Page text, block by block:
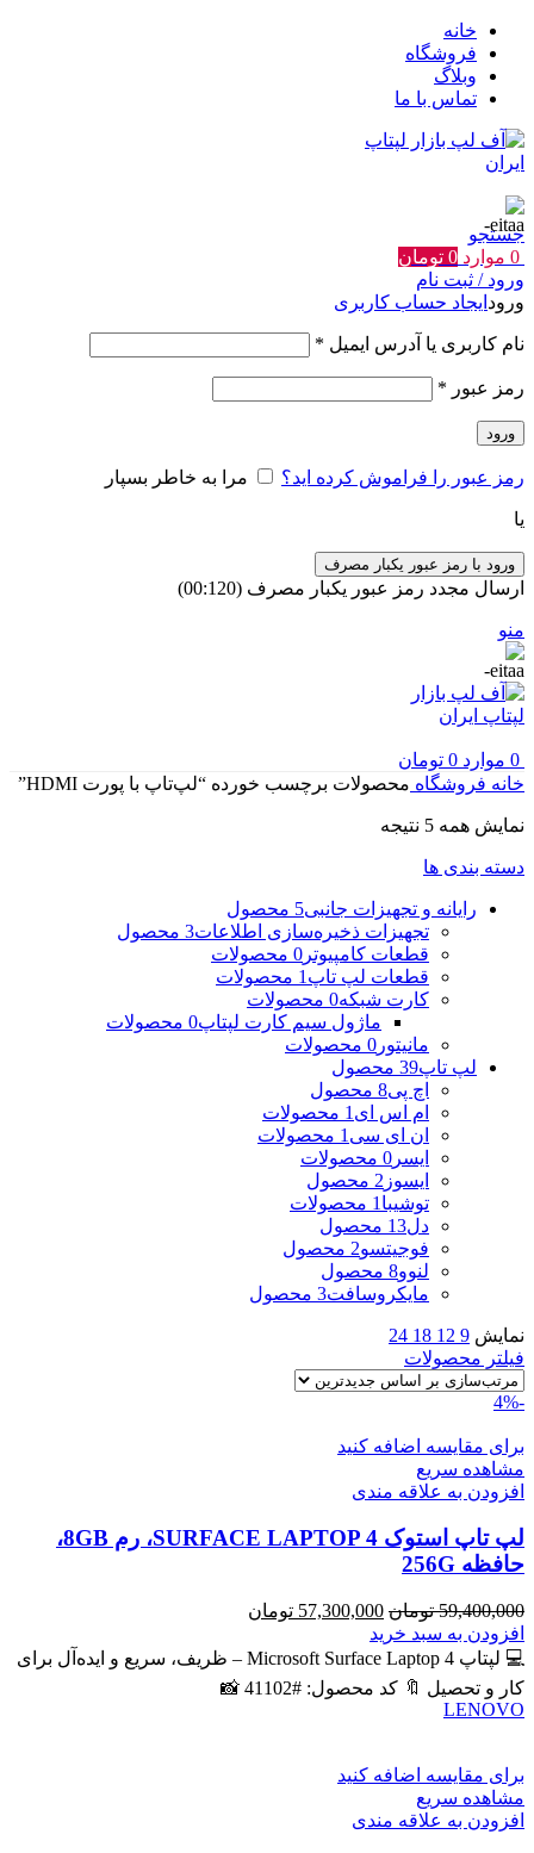
خانه
فروشگاه
وبلاگ
تماس با ما
جستجو
0 موارد 0 تومان
ورود / ثبت نام
ورود ایجاد حساب کاربری
نام کاربری یا آدرس ایمیل *
رمز عبور *
ورود
رمز عبور را فراموش کرده اید؟ مرا به خاطر بسپار
یا
ورود با رمز عبور یکبار مصرف
ارسال مجدد رمز عبور یکبار مصرف (00:
120
)
منو
0 موارد 0 تومان
خانه فروشگاه محصولات برچسب خورده “لپ‌تاپ با پورت HDMI”
نمایش همه 5 نتیجه
دسته بندی ها
رایانه و تجهیزات جانبی5 محصول
تجهیزات ذخیره‌سازی اطلاعات3 محصول
قطعات کامپیوتر 0 محصولات
قطعات لپ تاپ 1 محصولات
کارت شبکه0 محصولات
ماژول سیم کارت لپتاپ0 محصولات
مانیتور 0 محصولات
لپ تاپ39 محصول
اچ پی8 محصول
ام اس ای 1 محصولات
ان ای سی 1 محصولات
ایسر 0 محصولات
ایسوز 2 محصول
توشیبا 1 محصولات
دل13 محصول
فوجیتسو2 محصول
لنوو8 محصول
مایکروسافت3 محصول
نمایش 9
12
18
24
فیلتر محصولات
-4%
برای مقایسه اضافه کنید
مشاهده سریع
افزودن به علاقه مندی
لپ تاپ استوک SURFACE LAPTOP 4، رم 8GB،
حافظه 256G
59,400,000 تومان قیمت
اصلی
59,400,000 تومان
57,300,000 تومان
57,300,000 تومان
است.
افزودن به سبد خرید
💻 لپتاپ Microsoft Surface Laptop 4 – ظریف، سریع و ایده‌آل برای
کار و تحصیل 🔖 کد محصول: #41102 📸
LENOVO
برای مقایسه اضافه کنید
مشاهده سریع
افزودن به علاقه مندی